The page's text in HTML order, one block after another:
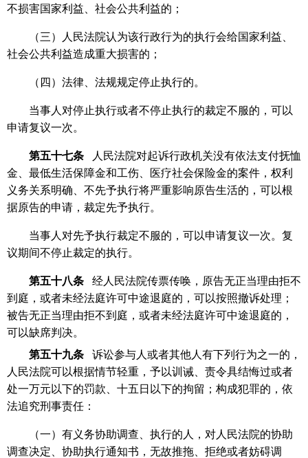
不损害国家利益、社会公共利益的；
（三）人民法院认为该行政行为的执行会给国家利益、
社会公共利益造成重大损害的；
（四）法律、法规规定停止执行的。
当事人对停止执行或者不停止执行的裁定不服的，可以
申请复议一次。
第五十七条
人民法院对起诉行政机关没有依法支付抚恤
金、最低生活保障金和工伤、医疗社会保险金的案件，权利
义务关系明确、不先予执行将严重影响原告生活的，可以根
据原告的申请，裁定先予执行。
当事人对先予执行裁定不服的，可以申请复议一次。复
议期间不停止裁定的执行。
第五十八条
经人民法院传票传唤，原告无正当理由拒不
到庭，或者未经法庭许可中途退庭的，可以按照撤诉处理；
被告无正当理由拒不到庭，或者未经法庭许可中途退庭的，
可以缺席判决。
第五十九条
诉讼参与人或者其他人有下列行为之一的，
人民法院可以根据情节轻重，予以训诫、责令具结悔过或者
处一万元以下的罚款、十五日以下的拘留；构成犯罪的，依
法追究刑事责任：
（一）有义务协助调查、执行的人，对人民法院的协助
调查决定、协助执行通知书，无故推拖、拒绝或者妨碍调